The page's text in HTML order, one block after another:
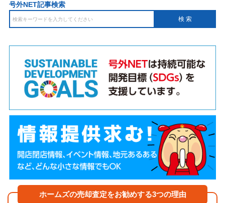
号外NET記事検索
ホームズの売却査定をお勧めする3つの理由